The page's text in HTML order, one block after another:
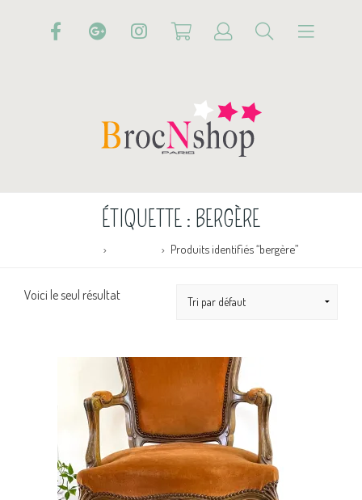
ÉTIQUETTE : BERGÈRE
Produits identifiés “bergère”
Voici le seul résultat